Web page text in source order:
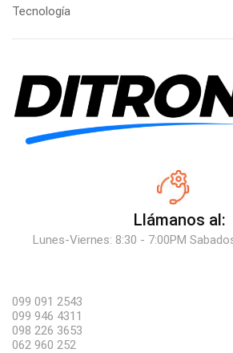
Tecnología
Llámanos al:
Lunes-Viernes: 8:30 - 7:00PM
099 091 2543
099 946 4311
098 226 3653
062 960 252